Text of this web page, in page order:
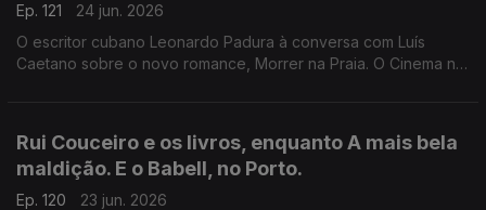
Ep. 121
24 jun. 2026
O escritor cubano Leonardo Padura à conversa com Luís
Caetano sobre o novo romance, Morrer na Praia. O Cinema n'A
Rui Couceiro e os livros, enquanto A mais bela
maldição. E o Babell, no Porto.
Ep. 120
23 jun. 2026